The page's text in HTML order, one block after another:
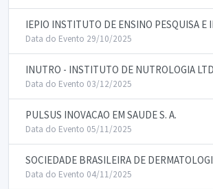
IEPIO INSTITUTO DE ENSINO PESQUISA E
Data do Evento 29/10/2025
INUTRO - INSTITUTO DE NUTROLOGIA
Data do Evento 03/12/2025
PULSUS INOVACAO EM SAUDE S. A.
Data do Evento 05/11/2025
SOCIEDADE BRASILEIRA DE
Data do Evento 04/11/2025